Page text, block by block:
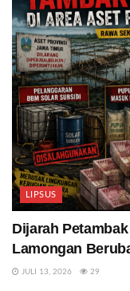
LIPSUS
Dijarah
Lamongan
JULI 13, 2026 29